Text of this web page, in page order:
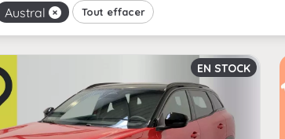
Austral Tout effacer
EN STOCK